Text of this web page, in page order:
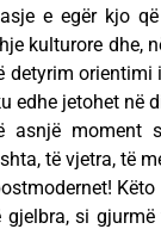
e egër kjo
kulturore dhe,
detyrim orientimi
edhe jetohet në
asnjë moment
të vjetra, të
si gjurmë